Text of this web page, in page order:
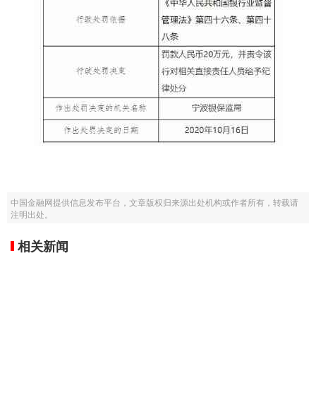
中国金融网提供信息发布平台，文章版权归来源出处机构或作者所有，转载请
注明出处。
相关新闻